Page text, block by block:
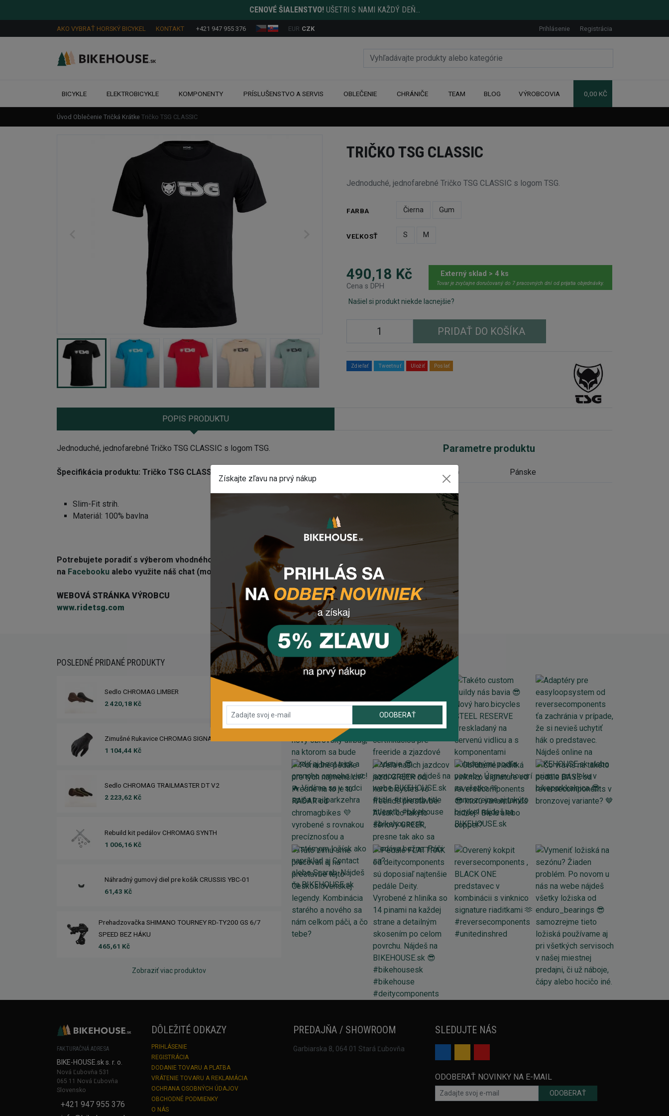
CENOVÉ ŠIALENSTVO! UŠETRI S NAMI KAŽDÝ DEŇ...
AKO VYBRAŤ HORSKÝ BICYKEL KONTAKT +421 947 955 376 EUR CZK Prihlásenie Registrácia
BICYKLE ELEKTROBICYKLE KOMPONENTY PRÍSLUŠENSTVO A SERVIS OBLEČENIE CHRÁNIČE TEAM BLOG VÝROBCOVIA 0,00 KČ
Úvod Oblečenie Tričká Krátke Tričko TSG CLASSIC
TRIČKO TSG CLASSIC
Jednoduché, jednofarebné Tričko TSG CLASSIC s logom TSG.
FARBA Čierna Gum
VEĽKOSŤ S M
490,18 Kč
Cena s DPH
Externý sklad > 4 ks
Tovar je zvyčajne doručovaný do 7 pracovných dní od prijatia objednávky.
Našiel si produkt niekde lacnejšie?
PRIDAŤ DO KOŠÍKA
Zdieľať Tweetnuť Uložiť Poslať
POPIS PRODUKTU
Jednoduché, jednofarebné Tričko TSG CLASSIC s logom TSG.
Špecifikácia produktu: Tričko TSG CLASSIC
Slim-Fit strih.
Materiál: 100% bavlna
Potrebujete poradiť s výberom vhodného komponentu? Z anechajte nám
na Facebooku alebo využite náš chat (modré tlačidlo vpravo dole).
WEBOVÁ STRÁNKA VÝROBCU
www.ridetsg.com
Parametre produktu
Typ Pánske
POSLEDNÉ PRIDANÉ PRODUKTY
Sedlo CHROMAG LIMBER
2 420,18 Kč
Zimušné Rukavice CHROMAG SIGNAL
1 104,44 Kč
Sedlo CHROMAG TRAILMASTER DT V2
2 223,62 Kč
Rebuild kit pedálov CHROMAG SYNTH
1 006,16 Kč
Náhradný gumový diel pre košík CRUSSIS YBC-01
61,43 Kč
Prehadzovačka SHIMANO TOURNEY RD-TY200 GS 6/7
SPEED BEZ HÁKU
465,61 Kč
Zobraziť viac produktov
INSTAGRAM#BIKEHOUSESK
FAKTURAČNÁ ADRESA
BIKE-HOUSE.sk s. r. o.
Nová Ľubovňa 531
065 11 Nová Ľubovňa
Slovensko
+421 947 955 376
DÔLEŽITÉ ODKAZY
PRIHLÁSENIE
REGISTRÁCIA
DODANIE TOVARU A PLATBA
VRÁTENIE TOVARU A REKLAMÁCIA
OCHRANA OSOBNÝCH ÚDAJOV
OBCHODNÉ PODMIENKY
O NÁS
PREDAJŇA / SHOWROOM
Garbiarska 8, 064 01 Stará Ľubovňa
SLEDUJTE NÁS
ODOBERAŤ NOVINKY NA E-MAIL
ODOBERAŤ
Získajte zľavu na prvý nákup
ODOBERAŤ